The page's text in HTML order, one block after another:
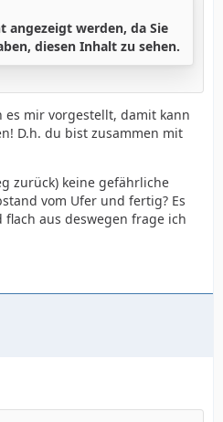
angezeigt werden, da Sie
diesen Inhalt zu sehen.
es mir vorgestellt, damit kann
D.h. du bist zusammen mit
zurück) keine gefährliche
vom Ufer und fertig? Es
aus deswegen frage ich